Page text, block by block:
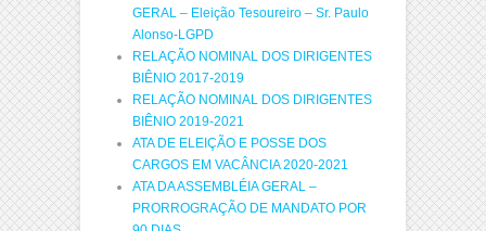
GERAL – Eleição Tesoureiro – Sr. Paulo
Alonso-LGPD
RELAÇÃO NOMINAL DOS DIRIGENTES
BIÊNIO 2017-2019
RELAÇÃO NOMINAL DOS DIRIGENTES
BIÊNIO 2019-2021
ATA DE ELEIÇÃO E POSSE DOS
CARGOS EM VACÂNCIA 2020-2021
ATA DA ASSEMBLÉIA GERAL –
PRORROGRAÇÃO DE MANDATO POR